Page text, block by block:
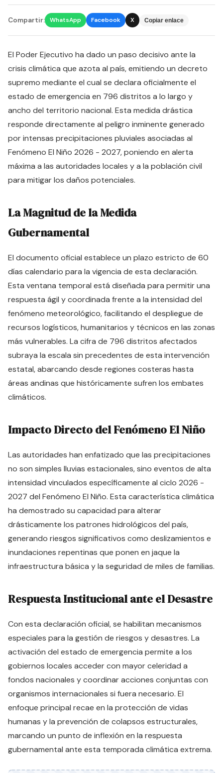
Compartir: WhatsApp Facebook X Copiar enlace
El Poder Ejecutivo ha dado un paso decisivo ante la
crisis climática que azota al país, emitiendo un decreto
supremo mediante el cual se declara oficialmente el
estado de emergencia en 796 distritos a lo largo y
ancho del territorio nacional. Esta medida drástica
responde directamente al peligro inminente generado
por intensas precipitaciones pluviales asociadas al
Fenómeno El Niño 2026 - 2027, poniendo en alerta
máxima a las autoridades locales y a la población civil
para mitigar los daños potenciales.
La Magnitud de la Medida
Gubernamental
El documento oficial establece un plazo estricto de 60
días calendario para la vigencia de esta declaración.
Esta ventana temporal está diseñada para permitir una
respuesta ágil y coordinada frente a la intensidad del
fenómeno meteorológico, facilitando el despliegue de
recursos logísticos, humanitarios y técnicos en las zonas
más vulnerables. La cifra de 796 distritos afectados
subraya la escala sin precedentes de esta intervención
estatal, abarcando desde regiones costeras hasta
áreas andinas que históricamente sufren los embates
climáticos.
Impacto Directo del Fenómeno El Niño
Las autoridades han enfatizado que las precipitaciones
no son simples lluvias estacionales, sino eventos de alta
intensidad vinculados específicamente al ciclo 2026 -
2027 del Fenómeno El Niño. Esta característica climática
ha demostrado su capacidad para alterar
drásticamente los patrones hidrológicos del país,
generando riesgos significativos como deslizamientos e
inundaciones repentinas que ponen en jaque la
infraestructura básica y la seguridad de miles de familias.
Respuesta Institucional ante el Desastre
Con esta declaración oficial, se habilitan mecanismos
especiales para la gestión de riesgos y desastres. La
activación del estado de emergencia permite a los
gobiernos locales acceder con mayor celeridad a
fondos nacionales y coordinar acciones conjuntas con
organismos internacionales si fuera necesario. El
enfoque principal recae en la protección de vidas
humanas y la prevención de colapsos estructurales,
marcando un punto de inflexión en la respuesta
gubernamental ante esta temporada climática extrema.